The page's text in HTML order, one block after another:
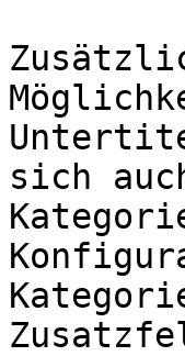
sich